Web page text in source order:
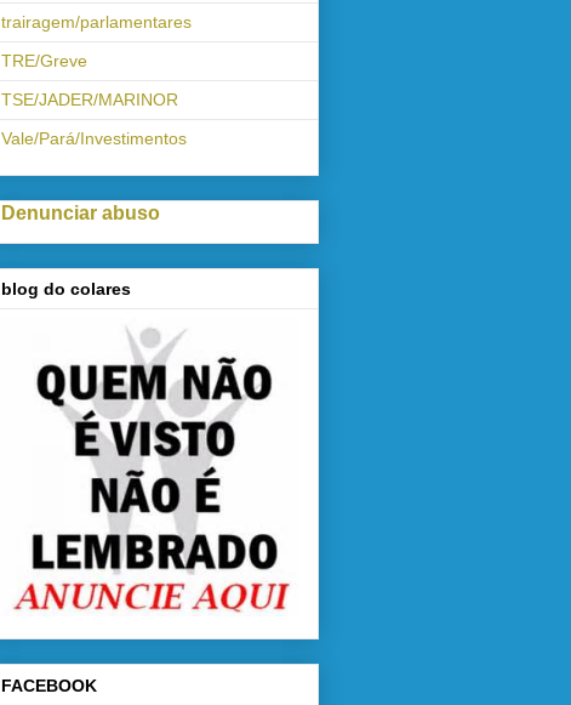
trairagem/parlamentares
TRE/Greve
TSE/JADER/MARINOR
Vale/Pará/Investimentos
Denunciar abuso
blog do colares
FACEBOOK